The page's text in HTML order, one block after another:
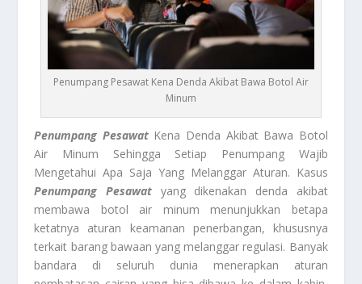
Penumpang Pesawat Kena Denda Akibat Bawa Botol Air
Minum
Penumpang PesawatKena Denda Akibat Bawa Botol
Air Minum Sehingga Setiap Penumpang Wajib
Mengetahui Apa Saja Yang Melanggar Aturan. Kasus
Penumpang Pesawat yang dikenakan denda akibat
membawa botol air minum menunjukkan betapa
ketatnya aturan keamanan penerbangan, khususnya
terkait barang bawaan yang melanggar regulasi. Banyak
bandara di seluruh dunia menerapkan aturan